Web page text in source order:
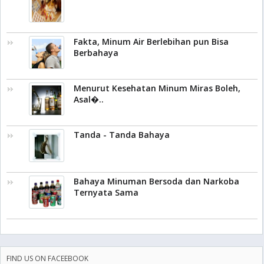
Fakta, Minum Air Berlebihan pun Bisa
Berbahaya
Menurut Kesehatan Minum Miras Boleh,
Asal�..
Tanda - Tanda Bahaya
Bahaya Minuman Bersoda dan Narkoba
Ternyata Sama
FIND US ON FACEEBOOK